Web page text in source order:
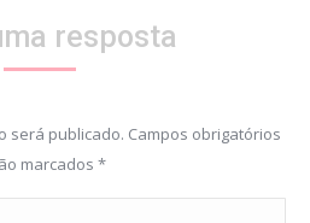
resposta
será publicado. Campos obrigatórios
marcados *